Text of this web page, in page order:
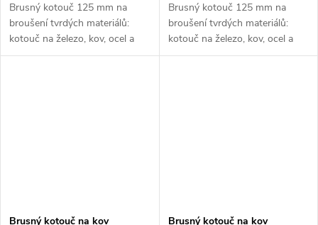
Brusný kotouč 125 mm na
broušení tvrdých materiálů:
kotouč na železo, kov, ocel a
nerez.
Brusný kotouč 125 mm na
broušení tvrdých materiálů:
kotouč na železo, kov, ocel a
nerez.
Brusný kotouč na kov Brusný kotouč na kov